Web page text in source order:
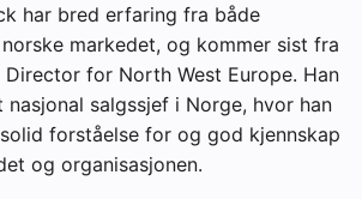
har bred erfaring fra både
markedet, og kommer sist fra
Director for North West Europe. Han
salgssjef i Norge, hvor han
forståelse for og god kjennskap
og organisasjonen.